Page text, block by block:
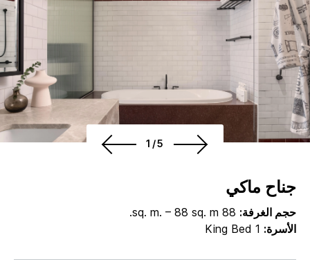
1/5
جناح ماكي
حجم الغرفة: 88 sq. m. – 88 sq. m.
الأسرة: 1 King Bed